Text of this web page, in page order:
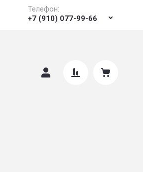
Телефон:
+7 (910) 077-99-66